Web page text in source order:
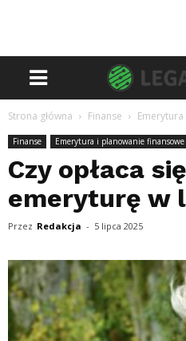
Strona główna Finanse
Finanse Emerytura i planowanie finansowe
Czy opłaca
emeryturę w
Przez Redakcja - 5 lipca 2025